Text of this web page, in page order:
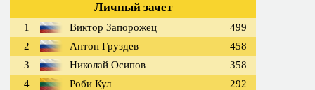
Личный зачет
1 Виктор Запорожец
499
2
Антон Груздев
458
3
Николай Осипов
358
4
Роби Кул
292